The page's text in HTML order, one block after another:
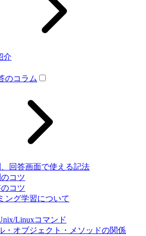
介
のコラム
回答画面で使える記法
コツ
コツ
ング学習について
Linuxコマンド
・オブジェクト・メソッドの関係